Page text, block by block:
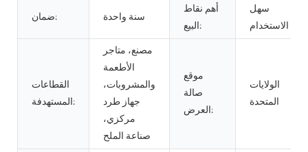
ضمان: سنة واحدة
أهم نقاط
البيع:
سهل
الاستخدام
القطاعات
المستهدفة:
مصنع، متاجر
الأطعمة
والمشروبات،
جهاز طرد
مركزي،
صناعة الملح
موقع
صالة
العرض:
الولايات
المتحدة